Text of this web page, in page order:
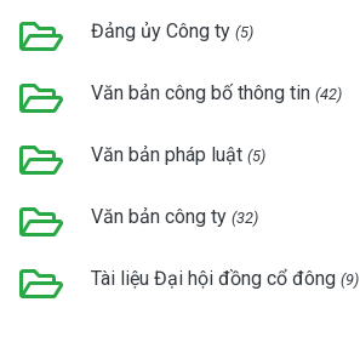
Đảng ủy Công ty(5)
Văn bản công bố thông tin(42)
Văn bản pháp luật(5)
Văn bản công ty(32)
Tài liệu Đại hội đồng cổ đông(9)